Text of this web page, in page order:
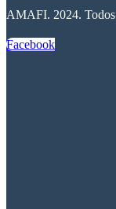
AMAFI. 2024. Todos
Facebook